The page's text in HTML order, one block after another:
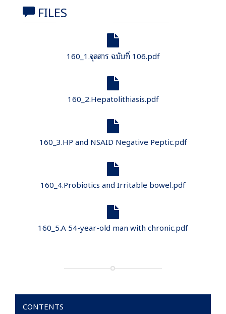
FILES
160_1.จุลสาร ฉบับที่ 106.pdf
160_2.Hepatolithiasis.pdf
160_3.HP and NSAID Negative Peptic.pdf
160_4.Probiotics and Irritable bowel.pdf
160_5.A 54-year-old man with chronic.pdf
CONTENTS